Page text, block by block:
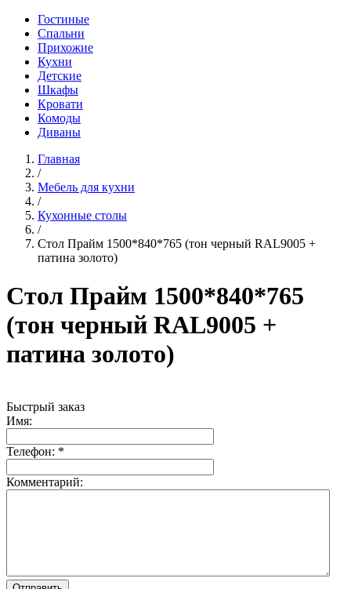
Гостиные
Спальни
Прихожие
Кухни
Детские
Шкафы
Кровати
Комоды
Диваны
Главная
/
Мебель для кухни
/
Кухонные столы
/
Стол Прайм 1500*840*765 (тон черный RAL9005 +
патина золото)
Стол Прайм 1500*840*765
(тон черный RAL9005 +
патина золото)
Быстрый заказ
Имя:
Телефон: *
Комментарий: